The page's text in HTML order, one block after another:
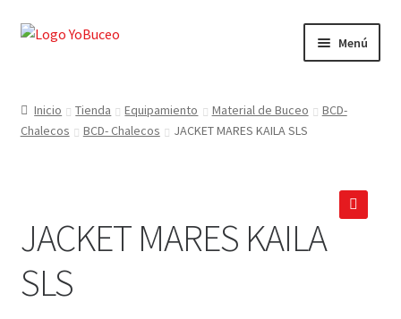
Ir
Ir
Menú
EQUIPAMIENTO
OFERTAS LAST MINUTE
SEGUROS DE BUCEO
Inicio Tienda Equipamiento Material de Buceo
BCD-
Chalecos
BCD- Chalecos JACKET MARES KAILA SLS
JACKET MARES KAILA
SLS